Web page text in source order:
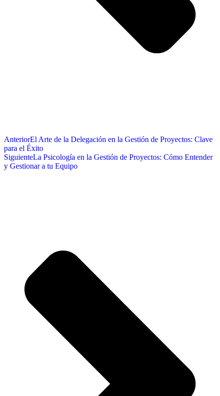
AnteriorEl Arte de la Delegación en la Gestión de Proyectos: Clave
para el Éxito
SiguienteLa Psicología en la Gestión de Proyectos: Cómo Entender
y Gestionar a tu Equipo